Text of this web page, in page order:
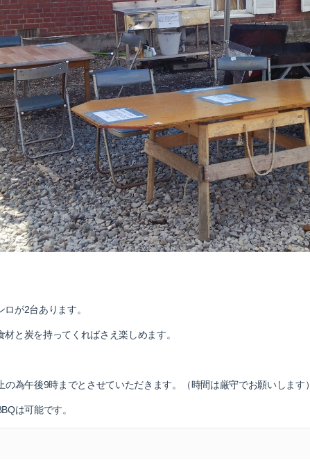
が2台あります。
と炭を持ってくればさえ楽しめます。
為午後9時までとさせていただきます。（時間は厳守でお願いします）
は可能です。